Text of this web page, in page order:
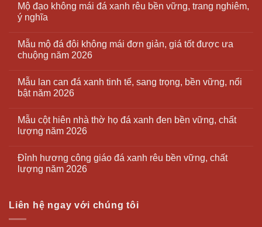
Mộ đạo không mái đá xanh rêu bền vững, trang nghiêm,
ý nghĩa
Mẫu mộ đá đôi không mái đơn giản, giá tốt được ưa
chuộng năm 2026
Mẫu lan can đá xanh tinh tế, sang trọng, bền vững, nổi
bật năm 2026
Mẫu cột hiên nhà thờ họ đá xanh đen bền vững, chất
lượng năm 2026
Đỉnh hương công giáo đá xanh rêu bền vững, chất
lượng năm 2026
Liên hệ ngay với chúng tôi